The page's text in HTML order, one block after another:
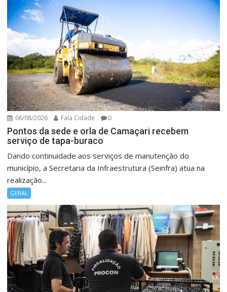
06/08/2026 Fala Cidade 0
Pontos da sede e orla de Camaçari recebem
serviço de tapa-buraco
Dando continuidade aos serviços de manutenção do
município, a Secretaria da Infraestrutura (Seinfra) atua na
realização...
GERAL